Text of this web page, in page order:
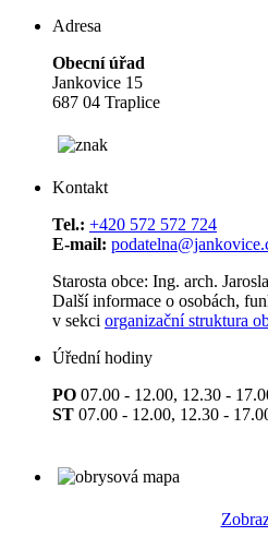
Adresa
Obecní úřad
Jankovice 15
687 04 Traplice
Kontakt
Tel.: +420 572 572 724
E-mail:
Starosta obce: Ing. arch.
Další informace o osobách,
v sekci organizační struktura
Úřední hodiny
PO 07.00 - 12.00, 12.30 -
ST 07.00 - 12.00, 12.30 -